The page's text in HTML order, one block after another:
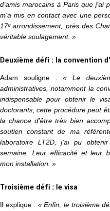
d'amis marocains à Paris que j'ai
m'a mis en contact avec une
17ᵉ arrondissement, près des
véritable soulagement. »
Deuxième défi : la convention
Adam souligne :« Le
administratives, notamment la
indispensable pour obtenir le
doctorants, cette procédure peut
la chance d'être très bien
soutien constant de ma
laboratoire LT2D, j'ai pu
semaine. Leur efficacité et leur
mon installation. »
Troisième défi : le visa
Il explique : « Enfin, le troisième